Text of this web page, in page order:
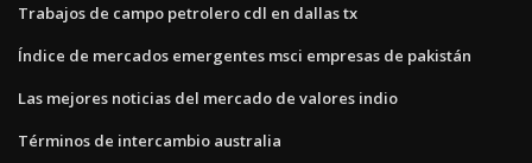
Trabajos de campo petrolero cdl en dallas tx
Índice de mercados emergentes msci empresas de pakistán
Las mejores noticias del mercado de valores indio
Términos de intercambio australia